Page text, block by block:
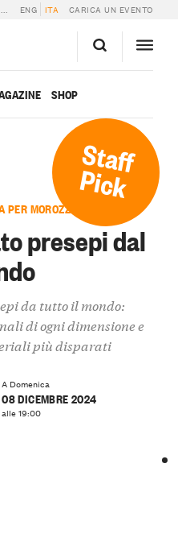
ENG ITA CARICA UN EVENTO
SHOP
Staff
Pick
MOROZZO 12
presepi dal
da tutto il mondo:
di ogni dimensione e
più disparati
A Domenica
08 DICEMBRE 2024
alle 19:00